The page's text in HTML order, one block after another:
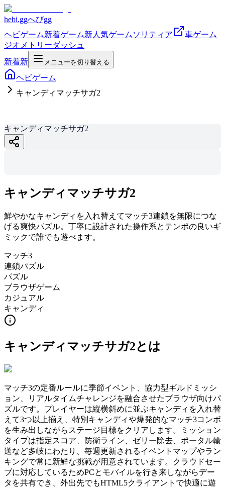
hebi.ggへびgg
ヘビゲーム新着ゲーム新人気ゲーム ソリティア
車ゲーム
ジオメトリーダッシュ
新着新 メニューを切り替える
ヘビゲーム
キャンディマッチサガ2
キャンディマッチサガ2
キャンディマッチサガ2
鮮やかなキャンディを入れ替えてマッチ3連鎖を無限につな
げる爽快パズル。丁寧に設計された操作系とテンポの良いギ
ミックで誰でも遊べます。
マッチ3
連鎖パズル
パズル
ブラウザゲーム
カジュアル
キャンディ
キャンディマッチサガ2とは
マッチ3の定番ルールに季節イベント、協力型ギルドミッシ
ョン、リアルタイムチャレンジを融合させたブラウザ向けパ
ズルです。プレイヤーは縦横斜めに並ぶキャンディを入れ替
えて3つ以上揃え、特別キャンディや爆発的なマッチ3コンボ
を生み出しながらステージ目標をクリアします。ミッション
タイプは指定スコア、防衛ライン、ゼリー除去、ポータル輸
送など多岐にわたり、毎週更新されるイベントマップやラン
キングで常に新鮮な挑戦が用意されています。クラウドセー
ブに対応しているためPCとモバイルを行き来しながらデー
タを共有でき、外出先でもHTML5クライアントで快適に遊